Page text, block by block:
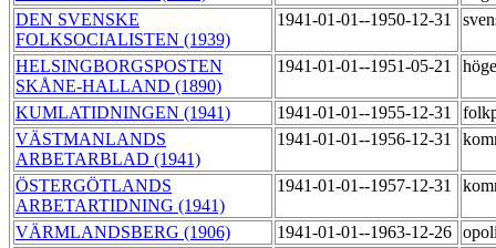
DEN SVENSKE
FOLKSOCIALISTEN (1939)
1941-01-01--1950-12-31
HELSINGBORGSPOSTEN
SKÅNE-HALLAND (1890)
1941-01-01--1951-05-21
KUMLATIDNINGEN (1941) 1941-01-01--1955-12-31
VÄSTMANLANDS
ARBETARBLAD (1941)
1941-01-01--1956-12-31
ÖSTERGÖTLANDS
ARBETARTIDNING (1941)
1941-01-01--1957-12-31
VÄRMLANDSBERG (1906) 1941-01-01--1963-12-26